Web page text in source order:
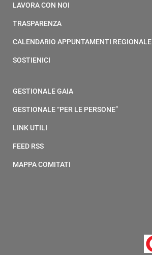
LAVORA CON NOI
TRASPARENZA
CALENDARIO APPUNTAMENTI REGIONALE
SOSTIENICI
GESTIONALE GAIA
GESTIONALE “PER LE PERSONE”
LINK UTILI
FEED RSS
MAPPA COMITATI